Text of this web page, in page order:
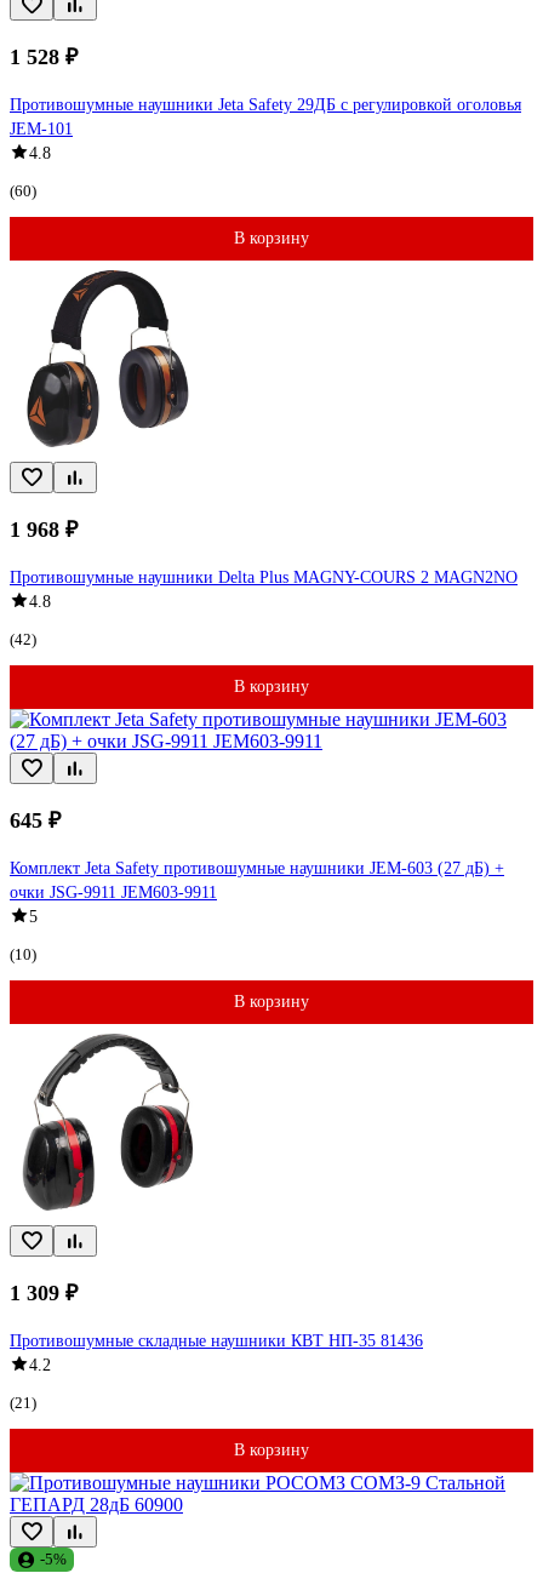
1 528 ₽
Противошумные наушники Jeta Safety 29ДБ с регулировкой оголовья
JEM-101
4.8
(60)
В корзину
1 968 ₽
Противошумные наушники Delta Plus MAGNY-COURS 2 MAGN2NO
4.8
(42)
В корзину
645 ₽
Комплект Jeta Safety противошумные наушники JEM-603 (27 дБ) +
очки JSG-9911 JEM603-9911
5
(10)
В корзину
1 309 ₽
Противошумные складные наушники КВТ НП-35 81436
4.2
(21)
В корзину
-5%